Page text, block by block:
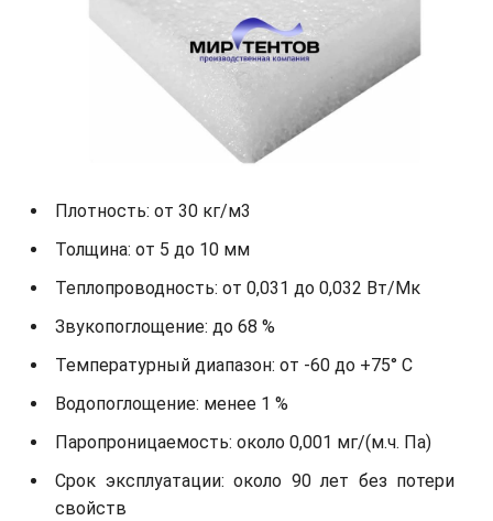
Плотность: от 30 кг/м3
Толщина: от 5 до 10 мм
Теплопроводность: от 0,031 до 0,032 Вт/Мк
Звукопоглощение: до 68 %
Температурный диапазон: от -60 до +75° С
Водопоглощение: менее 1 %
Паропроницаемость: около 0,001 мг/(м.ч. Па)
Срок эксплуатации: около 90 лет без потери
свойств